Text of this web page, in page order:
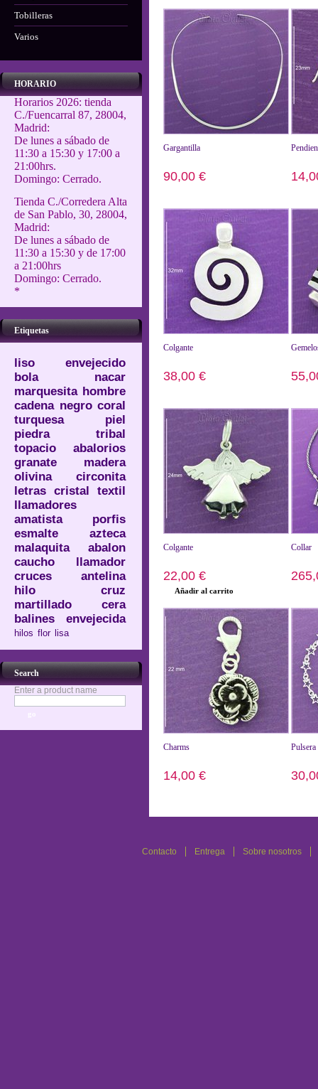
Tobilleras
Varios
HORARIO
Horarios 2026: tienda
C./Fuencarral 87, 28004,
Madrid:
De lunes a sábado de
11:30 a 15:30 y 17:00 a
21:00hrs.
Domingo: Cerrado.
Tienda C./Corredera Alta
de San Pablo, 30, 28004,
Madrid:
De lunes a sábado de
11:30 a 15:30 y de 17:00
a 21:00hrs
Domingo: Cerrado.
*
Etiquetas
liso
envejecido
bola
nacar
marquesita hombre
cadena negro coral
turquesa
piel
piedra
tribal
topacio
abalorios
granate
madera
olivina
circonita
letras cristal
textil
llamadores
amatista
porfis
esmalte
azteca
malaquita
abalon
caucho
llamador
cruces
antelina
hilo
cruz
martillado
cera
balines
envejecida
hilos flor lisa
Search
Enter a product name
Gargantilla
90,00 €
Colgante
38,00 €
Colgante
22,00 €
Añadir al carrito
Collar
Charms
14,00 €
Pulsera
Contacto Entrega Sobre nosotros